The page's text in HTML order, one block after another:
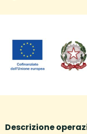
Descrizione